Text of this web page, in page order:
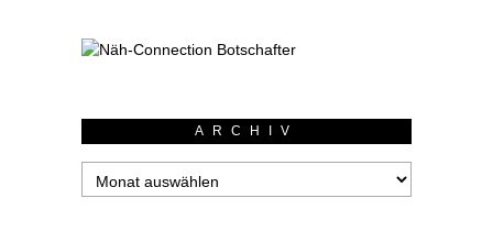
ARCHIV